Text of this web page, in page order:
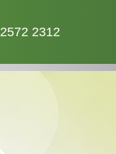
2572 2312